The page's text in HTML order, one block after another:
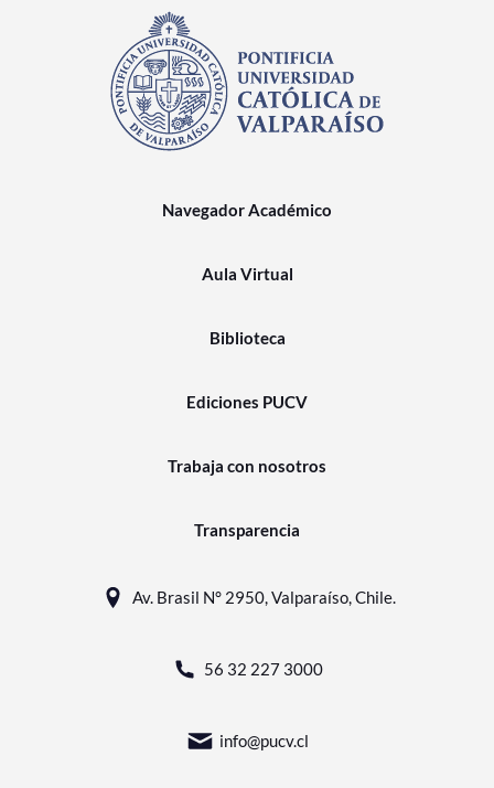
Navegador Académico
Aula Virtual
Biblioteca
Ediciones PUCV
Trabaja con nosotros
Transparencia
Av. Brasil N° 2950, Valparaíso, Chile.
56 32 227 3000
info@pucv.cl